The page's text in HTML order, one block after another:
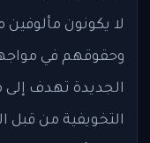
لا يكونون مألوفين
وحقوقهم في
الجديدة تهدف
التخويفية من قبل